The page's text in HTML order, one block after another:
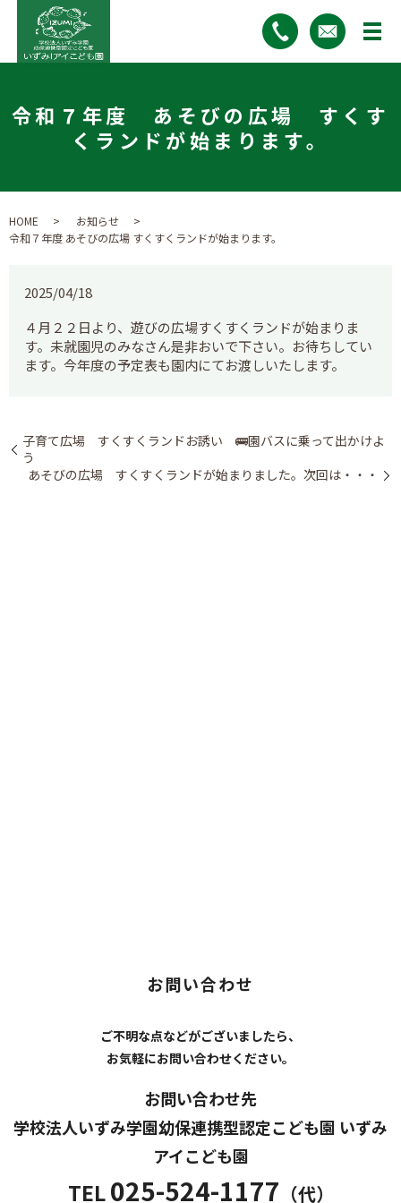
令和７年度 あそびの広場 すくす
くランドが始まります。
HOME
お知らせ
令和７年度 あそびの広場 すくすくランドが始まります。
2025/04/18
４月２２日より、遊びの広場すくすくランドが始まりま
す。未就園児のみなさん是非おいで下さい。お待ちしてい
ます。今年度の予定表も園内にてお渡しいたします。
子育て広場 すくすくランドお誘い 🚌園バスに乗って出かけよ
う
あそびの広場 すくすくランドが始まりました。次回は・・・
お問い合わせ
ご不明な点などがございましたら、
お気軽にお問い合わせください。
お問い合わせ先
学校法人いずみ学園幼保連携型認定こども園 いずみ
アイこども園
TEL025-524-1177 （代）